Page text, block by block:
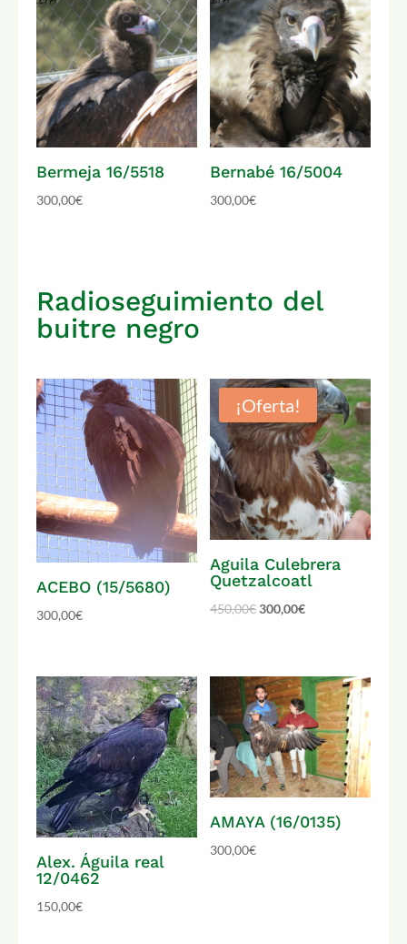
Bermeja 16/5518
300,00€
Bernabé 16/5004
300,00€
Radioseguimiento del
buitre negro
ACEBO (15/5680)
300,00€
¡Oferta!
Aguila Culebrera
Quetzalcoatl
450,00€300,00€
Alex. Águila real
12/0462
150,00€
AMAYA (16/0135)
300,00€